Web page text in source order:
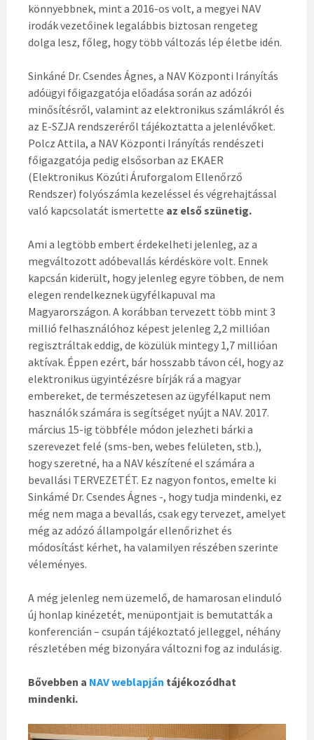
könnyebbnek, mint a 2016-os volt, a megyei NAV
irodák vezetőinek legalábbis biztosan rengeteg
dolga lesz, főleg, hogy több változás lép életbe idén.
Sinkáné Dr. Csendes Ágnes, a NAV Központi Irányítás
adóügyi főigazgatója előadása során az adózói
minősítésről, valamint az elektronikus számlákról és
az E-SZJA rendszeréről tájékoztatta a jelenlévőket.
Polcz Attila, a NAV Központi Irányítás rendészeti
főigazgatója pedig elsősorban az EKAER
(Elektronikus Közúti Áruforgalom Ellenőrző
Rendszer) folyószámla kezeléssel és végrehajtással
való kapcsolatát ismertette az első szünetig.
Ami a legtöbb embert érdekelheti jelenleg, az a
megváltozott adóbevallás kérdésköre volt. Ennek
kapcsán kiderült, hogy jelenleg egyre többen, de nem
elegen rendelkeznek ügyfélkapuval ma
Magyarországon. A korábban tervezett több mint 3
millió felhasználóhoz képest jelenleg 2,2 millióan
regisztráltak eddig, de közülük mintegy 1,7 millióan
aktívak. Éppen ezért, bár hosszabb távon cél, hogy az
elektronikus ügyintézésre bírják rá a magyar
embereket, de természetesen az ügyfélkaput nem
használók számára is segítséget nyújt a NAV. 2017.
március 15-ig többféle módon jelezheti bárki a
szerevezet felé (sms-ben, webes felületen, stb.),
hogy szeretné, ha a NAV készítené el számára a
bevallási TERVEZETÉT. Ez nagyon fontos, emelte ki
Sinkámé Dr. Csendes Ágnes -, hogy tudja mindenki, ez
még nem maga a bevallás, csak egy tervezet, amelyet
még az adózó állampolgár ellenőrizhet és
módosítást kérhet, ha valamilyen részében szerinte
véleményes.
A még jelenleg nem üzemelő, de hamarosan elinduló
új honlap kinézetét, menüpontjait is bemutatták a
konferencián – csupán tájékoztató jelleggel, néhány
részletében még bizonyára változni fog az indulásig.
Bővebben a NAV weblapján tájékozódhat
mindenki.